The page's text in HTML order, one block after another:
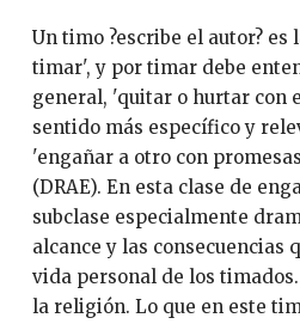
Un timo ?escribe el autor? es la 'acción y efecto de
timar', y por timar debe
general, 'quitar o hurtar con
sentido más específico y
'engañar a otro con
(DRAE). En esta clase de
subclase especialmente
alcance y las consecuencias
vida personal de los
la religión. Lo que en este